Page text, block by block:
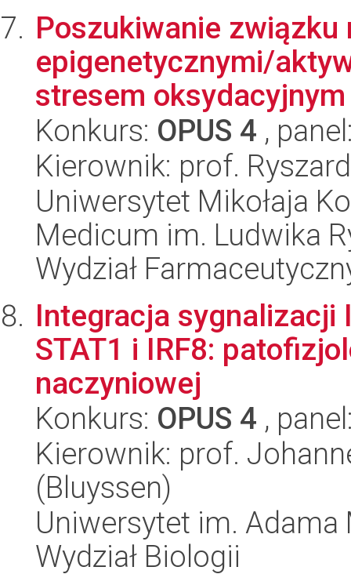
Poszukiwanie
epigenetycznymi/
stresem
Konkurs: OPUS 4 ,
Kierownik: prof.
Uniwersytet Mikołaja
Medicum im. Ludwika
Wydział
Integracja sygnalizacji
STAT1 i IRF8:
naczyniowej
Konkurs: OPUS 4 ,
Kierownik: prof.
(Bluyssen)
Uniwersytet im.
Wydział Biologii